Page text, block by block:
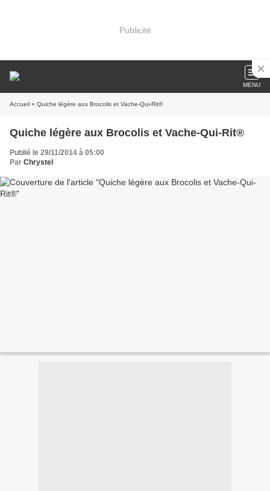
Publicité
MENU
Accueil » Quiche légère aux Brocolis et Vache-Qui-Rit®
Quiche légère aux Brocolis et Vache-Qui-Rit®
Publié le 29/11/2014 à 05:00
Par Chrystel